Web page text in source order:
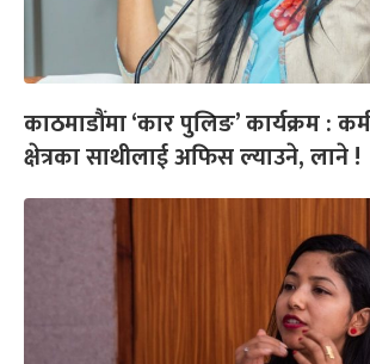
काठमाडौंमा ‘कार पुलिङ’ कार्यक्रम :
क्षेत्रका साथीलाई अफिस ल्याउने, लाने !